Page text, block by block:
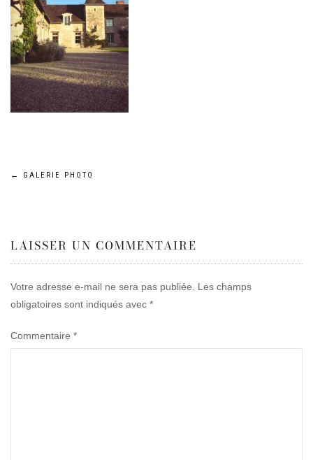
Navigation
l’article
← GALERIE PHOTO
LAISSER UN COMMENTAIRE
Votre adresse e-mail ne sera pas publiée.
Les champs
obligatoires sont indiqués avec *
Commentaire *